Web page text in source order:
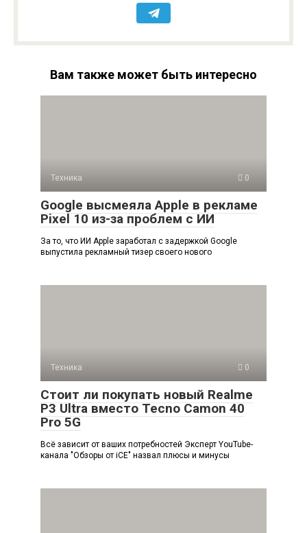
Вам также может быть интересно
Техника 0
Google высмеяла Apple в рекламе
Pixel 10 из-за проблем с ИИ
За то, что ИИ Apple заработал с задержкой Google
выпустила рекламный тизер своего нового
Техника 0
Стоит ли покупать новый Realme
P3 Ultra вместо Tecno Camon 40
Pro 5G
Всё зависит от ваших потребностей Эксперт YouTube-
канала "Обзоры от iCE" назвал плюсы и минусы